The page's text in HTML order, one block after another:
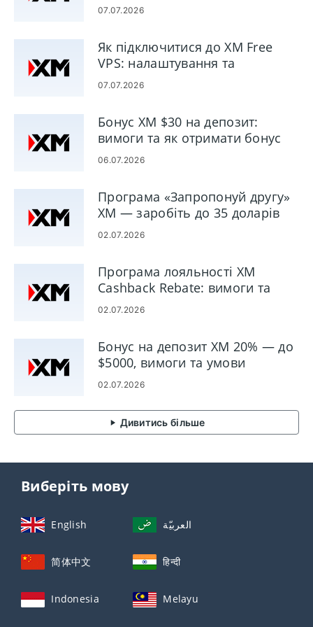
накладення та
стрічку новин Dow
Jones
- Пропонує добре
платформи
- Надає чудові
дослідницькі
рахунків
07.07.2026
Як підключитися до XM Free
VPS: налаштування та
віддалений доступ
07.07.2026
Бонус XM $30 на депозит:
вимоги та як отримати бонус
06.07.2026
Програма «Запропонуй другу»
XM — заробіть до 35 доларів
США за друга
02.07.2026
Програма лояльності XM
Cashback Rebate: вимоги та
правила виплат
02.07.2026
Бонус на депозит XM 20% — до
$5000, вимоги та умови
02.07.2026
Дивитись більше
Виберіть мову
English العربيّة
简体中文 हिन्दी
Indonesia Melayu